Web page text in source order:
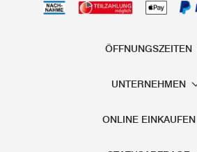
ÖFFNUNGSZEITEN
UNTERNEHMEN
ONLINE EINKAUFEN